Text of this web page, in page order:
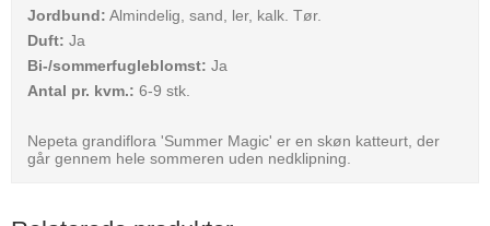
Jordbund: Almindelig, sand, ler, kalk. Tør.
Duft: Ja
Bi-/sommerfugleblomst: Ja
Antal pr. kvm.: 6-9 stk.
Nepeta grandiflora 'Summer Magic' er en skøn katteurt, der
går gennem hele sommeren uden nedklipning.